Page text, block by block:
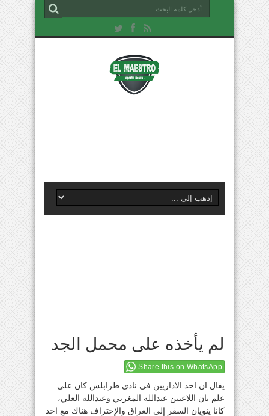
لم يأخذه على محمل الجد
Share this on WhatsApp
يقال ان احد الاداريين في نادي طرابلس كان على
علم بان اللاعبين عبدالله المغربي وعبدالله العلي،
كانا ينويان السفر إلى العراق والإحتراف هناك مع احد